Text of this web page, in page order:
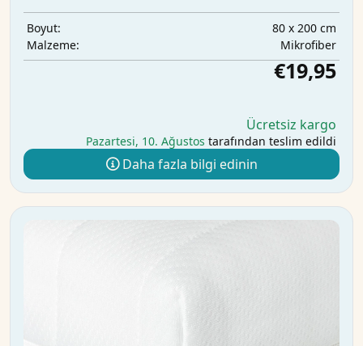
Boyut:
80 x 200 cm
Malzeme:
Mikrofiber
€19,95
Ücretsiz kargo
Pazartesi, 10. Ağustos tarafından teslim edildi
Daha fazla bilgi edinin